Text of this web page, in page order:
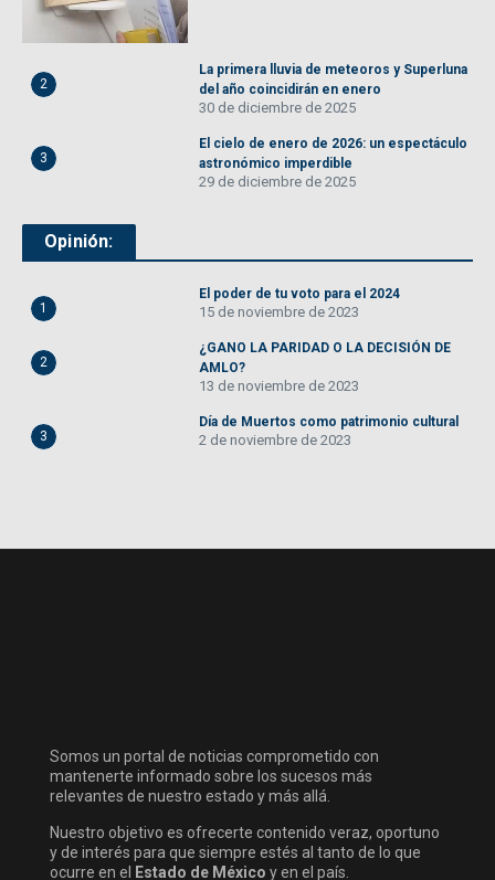
2
La primera lluvia de meteoros y Superluna
del año coincidirán en enero
30 de diciembre de 2025
3
El cielo de enero de 2026: un espectáculo
astronómico imperdible
29 de diciembre de 2025
Opinión:
1
El poder de tu voto para el 2024
15 de noviembre de 2023
2
¿GANO LA PARIDAD O LA DECISIÓN DE
AMLO?
13 de noviembre de 2023
3
Día de Muertos como patrimonio cultural
2 de noviembre de 2023
Somos un portal de noticias comprometido con
mantenerte informado sobre los sucesos más
relevantes de nuestro estado y más allá.
Nuestro objetivo es ofrecerte contenido veraz, oportuno
y de interés para que siempre estés al tanto de lo que
ocurre en el
Estado de México y en el país.